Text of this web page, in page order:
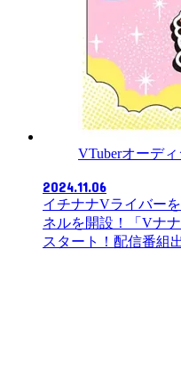
VTuberオーデ
2024.11.06
イチナナVライバー
ネルを開設！「Vナ
スタート！配信番組